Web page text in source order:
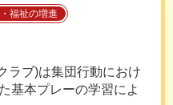
福祉の増進
ラブ)は集団行動におけ
基本プレーの学習によ